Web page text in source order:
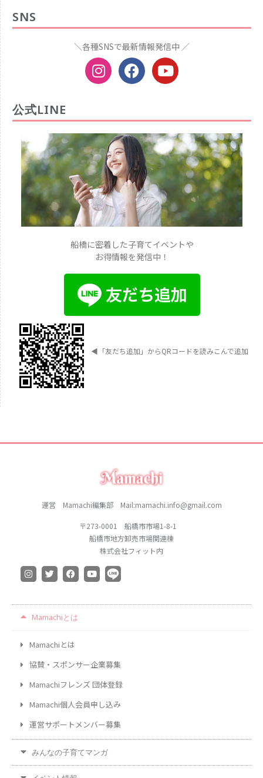
SNS
＼各種SNSで最新情報発信中 ／
公式LINE
船橋に密着した子育てイベントや
お得情報を発信中！
◀︎ 「友だち追加」からQRコードを読みこんで追加
運営 Mamachi編集部 Mail:mamachi.info@gmail.com
〒273-0001 船橋市市場1-8-1
船橋市地方卸売市場関連棟
株式会社フィット内
Mamachiとは
Mamachiとは
協賛・スポンサー企業募集
Mamachiフレンズ 団体登録
Mamachi個人会員申し込み
運営サポートメンバー募集
みんなの子育てマンガ